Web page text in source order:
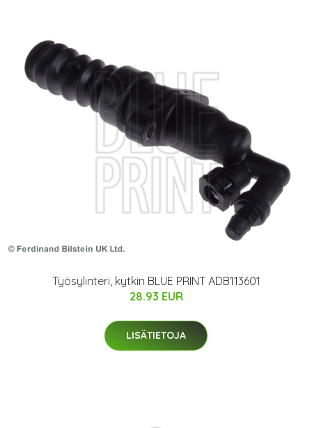
Työsylinteri, kytkin BLUE PRINT ADB113601
28.93 EUR
LISÄTIETOJA